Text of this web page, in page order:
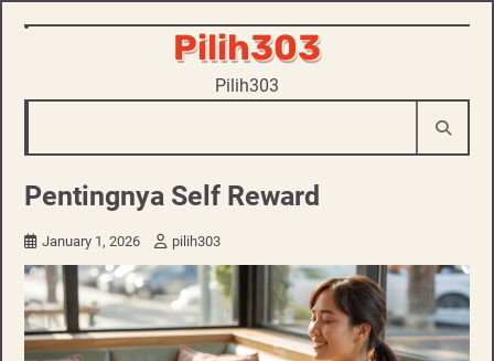
Skip
Pilih303
Pilih303
Pentingnya Self Reward
January 1, 2026 pilih303